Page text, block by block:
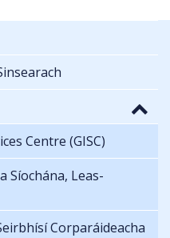
Centre (GISC)
Síochána, Leas-
Corparáideacha